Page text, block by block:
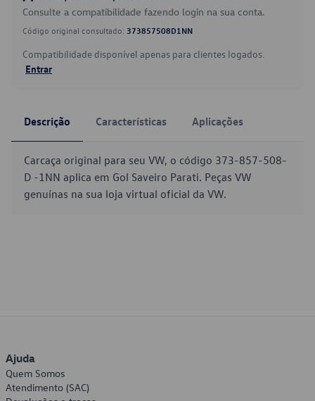
Consulte a compatibilidade fazendo login na sua conta.
Código original consultado: 373857508D1NN
Compatibilidade disponível apenas para clientes logados.
Entrar
Descrição Características Aplicações
Carcaça original para seu VW, o código 373-857-508-
D -1NN aplica em Gol Saveiro Parati. Peças VW
genuínas na sua loja virtual oficial da VW.
Ajuda
Quem Somos
Atendimento (SAC)